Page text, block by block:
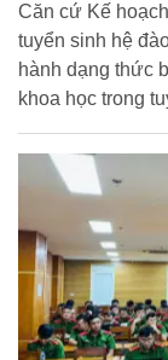
Căn cứ Kế
tuyển sinh hệ
hành dạng thức
khoa học trong